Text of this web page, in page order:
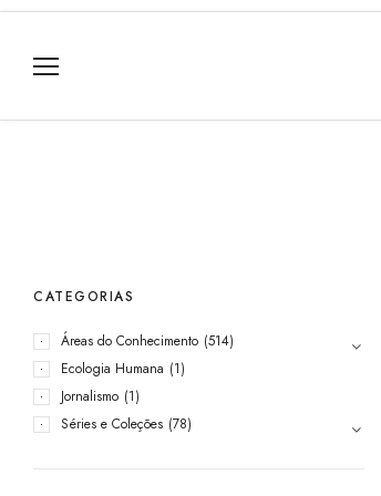
CATEGORIAS
Áreas do Conhecimento (514)
Ecologia Humana (1)
Jornalismo (1)
Séries e Coleções (78)